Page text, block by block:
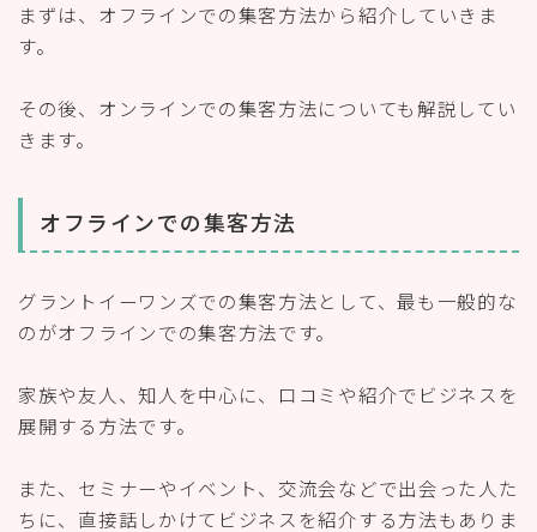
まずは、オフラインでの集客方法から紹介していきま
す。
その後、オンラインでの集客方法についても解説してい
きます。
オフラインでの集客方法
グラントイーワンズでの集客方法として、最も一般的な
のがオフラインでの集客方法です。
家族や友人、知人を中心に、口コミや紹介でビジネスを
展開する方法です。
また、セミナーやイベント、交流会などで出会った人た
ちに、直接話しかけてビジネスを紹介する方法もありま